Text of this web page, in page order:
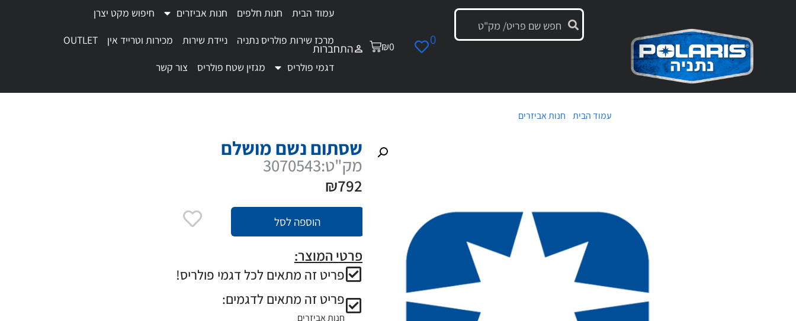
0
₪0 התחברות
עמוד הבית חנות חלפים חנות אביזרים
חיפוש מקט יצרן
מרכז שירות פולריס נתניה
ניידת שירות מכירות וטרייד אין
OUTLET
דגמי פולריס
מגזין שטח פולריס צור קשר
שסתום נשם מושלם
מק"ט:3070543
₪792
הוספה לסל
פרטי המוצר:
פריט זה מתאים לכל דגמי פולריס!
פריט זה מתאים לדגמים:
חנות אביזרים
עמוד הבית חנות אביזרים